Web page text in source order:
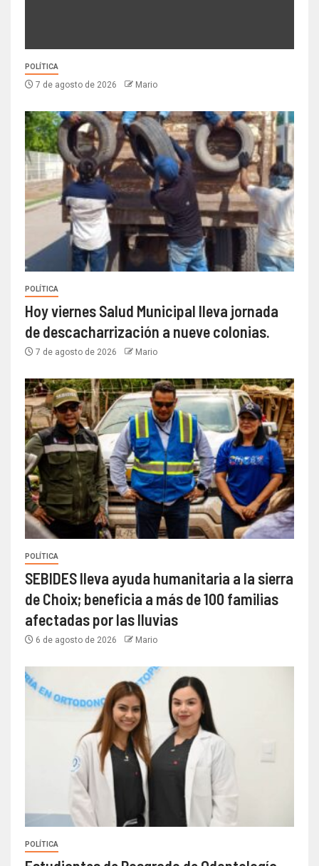
POLÍTICA
7 de agosto de 2026 Mario
POLÍTICA
Hoy viernes Salud Municipal lleva jornada
de descacharrización a nueve colonias.
7 de agosto de 2026 Mario
POLÍTICA
SEBIDES lleva ayuda humanitaria a la sierra
de Choix; beneficia a más de 100 familias
afectadas por las lluvias
6 de agosto de 2026 Mario
POLÍTICA